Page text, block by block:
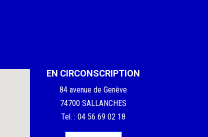
EN CIRCONSCRIPTION
84 avenue de Genève
74700 SALLANCHES
Tel. : 04 56 69 02 18